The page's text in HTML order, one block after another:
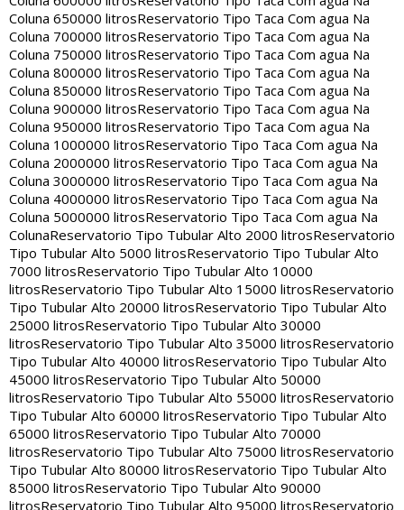
Coluna 650000 litrosReservatorio Tipo Taca Com agua Na
Coluna 700000 litrosReservatorio Tipo Taca Com agua Na
Coluna 750000 litrosReservatorio Tipo Taca Com agua Na
Coluna 800000 litrosReservatorio Tipo Taca Com agua Na
Coluna 850000 litrosReservatorio Tipo Taca Com agua Na
Coluna 900000 litrosReservatorio Tipo Taca Com agua Na
Coluna 950000 litrosReservatorio Tipo Taca Com agua Na
Coluna 1000000 litrosReservatorio Tipo Taca Com agua Na
Coluna 2000000 litrosReservatorio Tipo Taca Com agua Na
Coluna 3000000 litrosReservatorio Tipo Taca Com agua Na
Coluna 4000000 litrosReservatorio Tipo Taca Com agua Na
Coluna 5000000 litrosReservatorio Tipo Taca Com agua Na
ColunaReservatorio Tipo Tubular Alto 2000 litrosReservatorio
Tipo Tubular Alto 5000 litrosReservatorio Tipo Tubular Alto
7000 litrosReservatorio Tipo Tubular Alto 10000
litrosReservatorio Tipo Tubular Alto 15000 litrosReservatorio
Tipo Tubular Alto 20000 litrosReservatorio Tipo Tubular Alto
25000 litrosReservatorio Tipo Tubular Alto 30000
litrosReservatorio Tipo Tubular Alto 35000 litrosReservatorio
Tipo Tubular Alto 40000 litrosReservatorio Tipo Tubular Alto
45000 litrosReservatorio Tipo Tubular Alto 50000
litrosReservatorio Tipo Tubular Alto 55000 litrosReservatorio
Tipo Tubular Alto 60000 litrosReservatorio Tipo Tubular Alto
65000 litrosReservatorio Tipo Tubular Alto 70000
litrosReservatorio Tipo Tubular Alto 75000 litrosReservatorio
Tipo Tubular Alto 80000 litrosReservatorio Tipo Tubular Alto
85000 litrosReservatorio Tipo Tubular Alto 90000
litrosReservatorio Tipo Tubular Alto 95000 litrosReservatorio